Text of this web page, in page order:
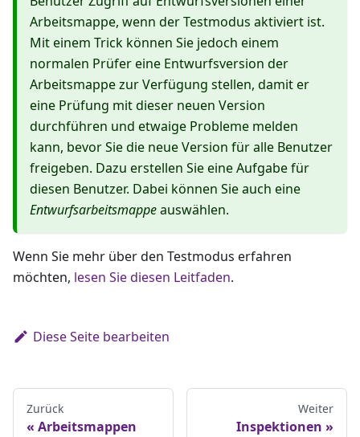
Arbeitsmappe, wenn der Testmodus aktiviert ist.
Mit einem Trick können Sie jedoch einem
normalen Prüfer eine Entwurfsversion der
Arbeitsmappe zur Verfügung stellen, damit er
eine Prüfung mit dieser neuen Version
durchführen und etwaige Probleme melden
kann, bevor Sie die neue Version für alle Benutzer
freigeben. Dazu erstellen Sie eine Aufgabe für
diesen Benutzer. Dabei können Sie auch eine
Entwurfsarbeitsmappeauswählen.
Wenn Sie mehr über den Testmodus erfahren
möchten, lesen Sie diesen Leitfaden.
Diese Seite bearbeiten
Zurück
Arbeitsmappen
Weiter
Inspektionen